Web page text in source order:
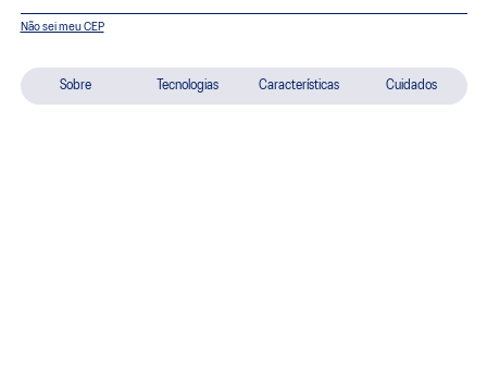
Sobre Tecnologias Características Cuidados
Não sei meu CEP